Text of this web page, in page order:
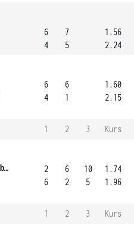
6
4
7
5
1.56
2.24
6
4
6
1
1.60
2.15
1 2 3
Kurs
Esteve Lobato
2
6
6
2
10
5
1.74
1.96
1 2 3
Kurs